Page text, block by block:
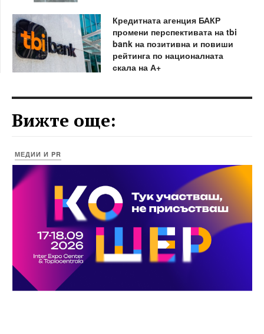
Кредитната агенция БАКР
промени перспективата на tbi
bank на позитивна и повиши
рейтинга по националната
скала на А+
Вижте още:
МЕДИИ И PR